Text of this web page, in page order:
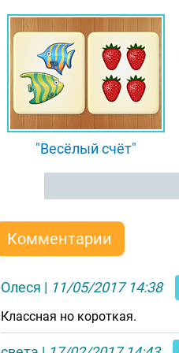
"Весёлый счёт"
Комментарии
Олеся | 11/05/2017 14:38
Классная но короткая.